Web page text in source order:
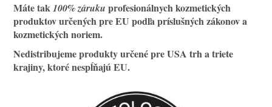
Máte tak100% záruku profesionálnych kozmetických
produktov určených pre EU podľa príslušných zákonov a
kozmetických noriem.
Nedistribujeme produkty určené pre USA trh a triete
krajiny, ktoré nespĺňajú EU.